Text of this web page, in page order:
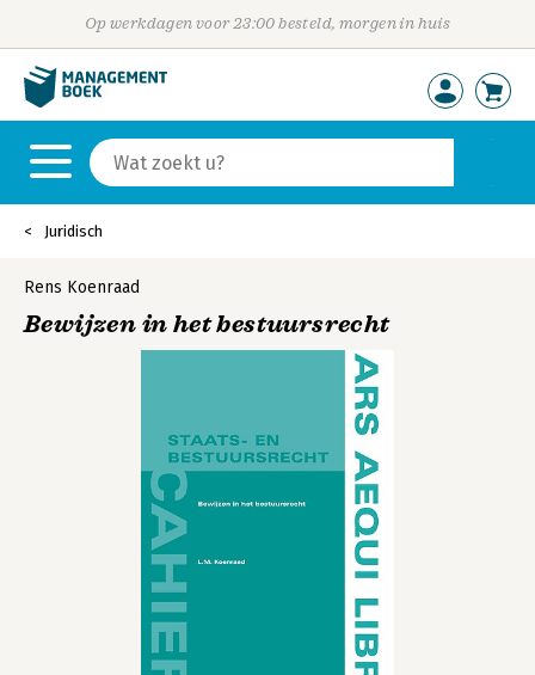
Op werkdagen voor 23:00 besteld, morgen in huis
Juridisch
Rens Koenraad
Bewijzen in het bestuursrecht